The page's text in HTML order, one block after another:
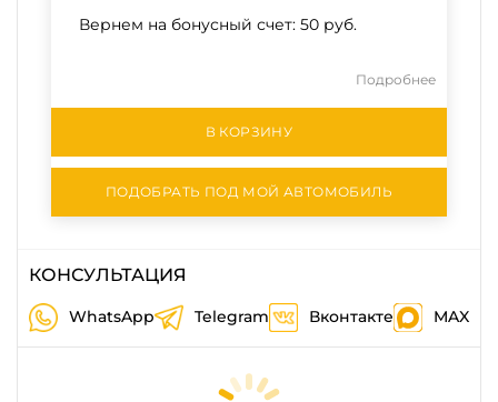
Вернем на бонусный счет: 50 руб.
Подробнее
В КОРЗИНУ
ПОДОБРАТЬ ПОД МОЙ АВТОМОБИЛЬ
КОНСУЛЬТАЦИЯ
WhatsApp Telegram Вконтакте MAX